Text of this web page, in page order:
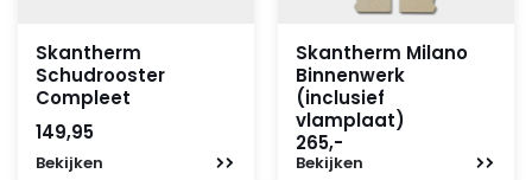
Skantherm
Schudrooster
Compleet
149,95
Bekijken
Skantherm Milano
Binnenwerk
(inclusief
vlamplaat)
265,-
Bekijken